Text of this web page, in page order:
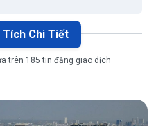
Tích Chi Tiết
trên 185 tin đăng giao dịch